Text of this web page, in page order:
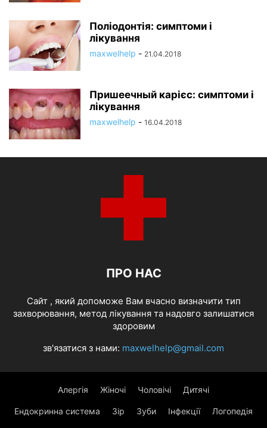
Поліодонтія: симптоми і
лікування
maxwelhelp - 21.04.2018
Пришеечный карієс: симптоми і
лікування
maxwelhelp - 16.04.2018
ПРО НАС
Cайт , який допоможе Вам вчасно визначити тип
захворювання, метод лікування та надовго залишатися
здоровим
зв'язатися з нами: maxwelhelp@gmail.com
Алергія Жіночі Чоловічі Дитячі
Ендокринна система Зір Зуби Інфекції Логопедія